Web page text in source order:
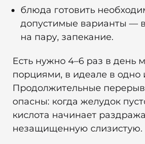
блюда готовить
допустимые варианты —
на пару, запекание.
Есть нужно 4–6 раз в день
порциями, в идеале в одно
Продолжительные
опасны: когда желудок
кислота начинает
незащищенную слизистую.